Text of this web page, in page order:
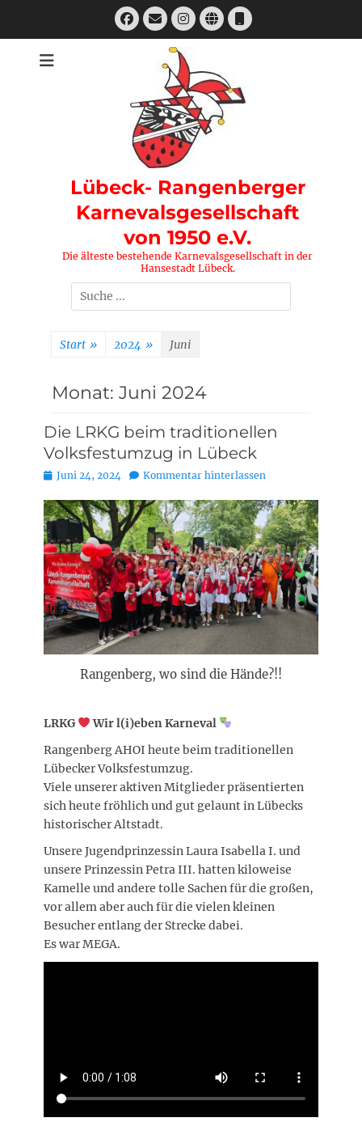
Facebook
E-
Mail
Instagram
WebsiteTelefon
Lübeck- Rangenberger
Karnevalsgesellschaft
von 1950 e.V.
Die älteste bestehende Karnevalsgesellschaft in der
Hansestadt Lübeck.
Suchen
nach:
Start » 2024 » Juni
Monat: Juni 2024
Die LRKG beim traditionellen
Volksfestumzug in Lübeck
Posted
Juni 24, 2024 Kommentar hinterlassen
Rangenberg, wo sind die Hände?!!
LRKG
Wir l(i)eben Karneval
Rangenberg AHOI heute beim traditionellen
Lübecker Volksfestumzug.
Viele unserer aktiven Mitglieder präsentierten
sich heute fröhlich und gut gelaunt in Lübecks
historischer Altstadt.
Unsere Jugendprinzessin Laura Isabella I. und
unsere Prinzessin Petra III. hatten kiloweise
Kamelle und andere tolle Sachen für die großen,
vor allem aber auch für die vielen kleinen
Besucher entlang der Strecke dabei.
Es war MEGA.